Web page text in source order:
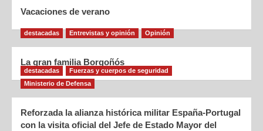
Vacaciones de verano
destacadas Entrevistas y opinión Opinión
La gran familia Borgoñós
destacadas
Fuerzas y cuerpos de seguridad
Ministerio de Defensa
Reforzada la alianza histórica militar España-Portugal
con la visita oficial del Jefe de Estado Mayor del